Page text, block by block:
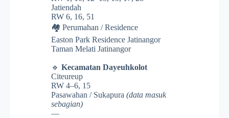
Jatiendah
RW 6, 16, 51
🏘️ Perumahan / Residence
Easton Park Residence Jatinangor
Taman Melati Jatinangor
🔹 Kecamatan Dayeuhkolot
Citeureup
RW 4–6, 15
Pasawahan / Sukapura (data masuk
sebagian)
—